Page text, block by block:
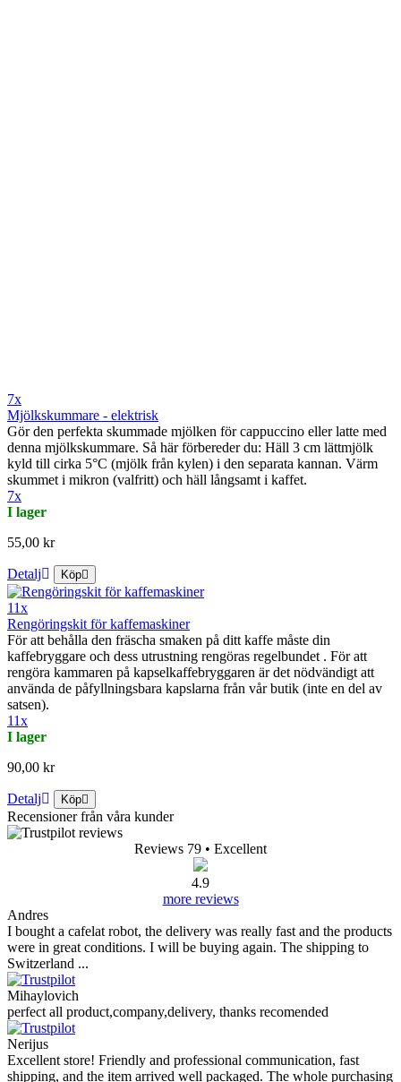
7x
Mjölkskummare - elektrisk
Gör den perfekta skummade mjölken för cappuccino eller latte med
denna mjölkskummare. Så här förbereder du: Häll 3 cm lättmjölk
kyld till cirka 5°C (mjölk från kylen) i den separata kannan. Värm
skummet i mikron (valfritt) och häll långsamt i kaffet.
7x
I lager
55,00 kr
Detalj Köp
11x
Rengöringskit för kaffemaskiner
För att behålla den fräscha smaken på ditt kaffe måste din
kaffebryggare och dess utrustning rengöras regelbundet . För att
rengöra kammaren på kapselkaffebryggaren är det nödvändigt att
använda de påfyllningsbara kapslarna från vår butik (inte en del av
satsen).
11x
I lager
90,00 kr
Detalj Köp
Recensioner från våra kunder
Reviews 79 • Excellent
4.9
more reviews
Andres
I bought a cafelat robot, the delivery was really fast and the products
were in great conditions. I will be buying again. The shipping to
Switzerland ...
Mihaylovich
perfect all product,company,delivery, thanks recomended
Nerijus
Excellent store! Friendly and professional communication, fast
shipping, and the item arrived well packaged. The whole purchasing